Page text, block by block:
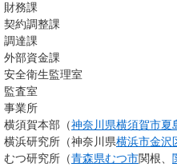
財務課
契約調整課
調達課
外部資金課
安全衛生監理室
監査室
事業所
横須賀本部（神奈川県横須賀市夏
横浜研究所（神奈川県横浜市金沢
むつ研究所（青森県むつ市関根、